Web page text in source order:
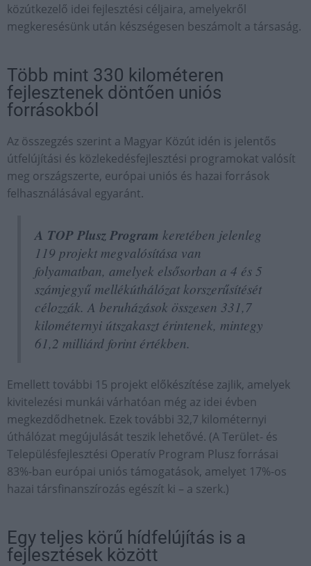
közútkezelő idei fejlesztési céljaira, amelyekről
megkeresésünk után készségesen beszámolt a társaság.
Több mint 330 kilométeren
fejlesztenek döntően uniós
forrásokból
Az összegzés szerint a Magyar Közút idén is jelentős
útfelújítási és közlekedésfejlesztési programokat valósít
meg országszerte, európai uniós és hazai források
felhasználásával egyaránt.
A TOP Plusz Program keretében jelenleg
119 projekt megvalósítása van
folyamatban, amelyek elsősorban a 4 és 5
számjegyű mellékúthálózat korszerűsítését
célozzák. A beruházások összesen 331,7
kilométernyi útszakaszt érintenek, mintegy
61,2 milliárd forint értékben.
Emellett további 15 projekt előkészítése zajlik, amelyek
kivitelezési munkái várhatóan még az idei évben
megkezdődhetnek. Ezek további 32,7 kilométernyi
úthálózat megújulását teszik lehetővé. (A Terület- és
Településfejlesztési Operatív Program Plusz forrásai
83%-ban európai uniós támogatások, amelyet 17%-os
hazai társfinanszírozás egészít ki – a szerk.)
Egy teljes körű hídfelújítás is a
fejlesztések között